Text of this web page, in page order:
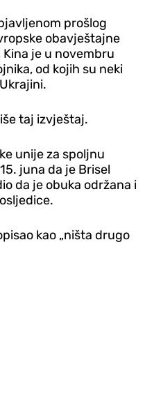
prošlog
obavještajne
je u novembru
od kojih su neki
taj izvještaj.
unije za spoljnu
juna da je Brisel
da je obuka održana i
kao „ništa drugo